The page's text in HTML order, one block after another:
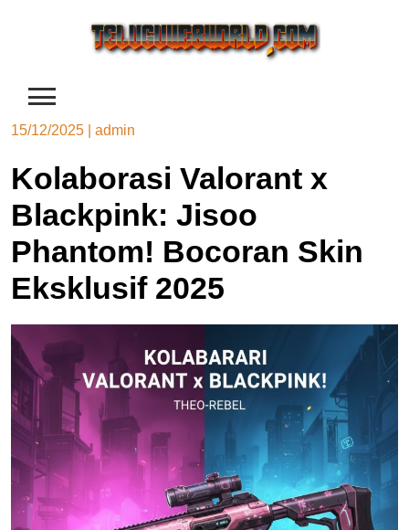
15/12/2025 admin
Kolaborasi Valorant x
Blackpink: Jisoo
Phantom! Bocoran Skin
Eksklusif 2025